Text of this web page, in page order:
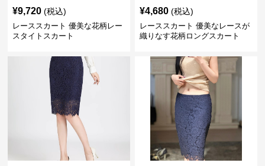
¥9,720 (税込)
レーススカート 優美な花柄レー
スタイトスカート
¥4,680 (税込)
レーススカート 優美なレースが
織りなす花柄ロングスカート